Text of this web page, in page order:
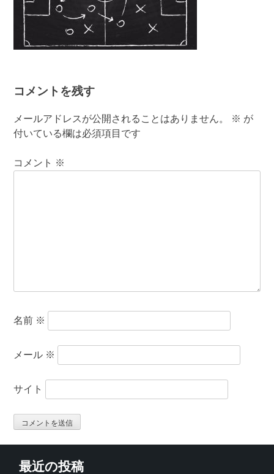
コメントを残す
メールアドレスが公開されることはありません。 ※ が
付いている欄は必須項目です
コメント ※
名前 ※
メール ※
サイト
最近の投稿